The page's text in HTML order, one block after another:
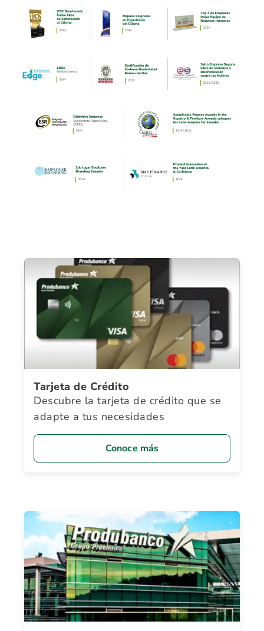
Tarjeta de Crédito
Descubre la tarjeta de crédito que se
adapte a tus necesidades
Conoce más